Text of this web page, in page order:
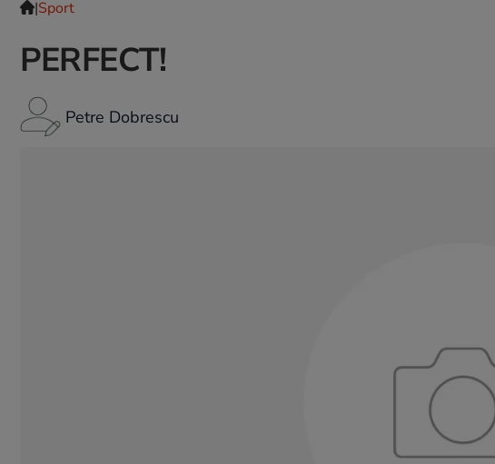
|Sport
PERFECT!
Petre Dobrescu